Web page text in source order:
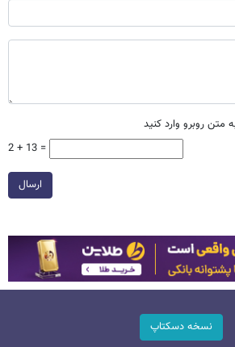
متن روبرو وارد کنید
2 + 13 =
ارسال
نسخه دسکتاپ